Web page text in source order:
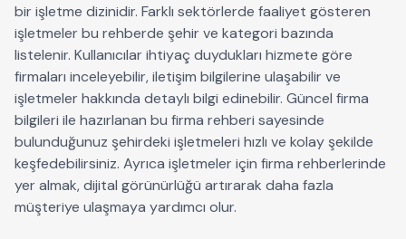
bir işletme dizinidir. Farklı sektörlerde faaliyet gösteren
işletmeler bu rehberde şehir ve kategori bazında
listelenir. Kullanıcılar ihtiyaç duydukları hizmete göre
firmaları inceleyebilir, iletişim bilgilerine ulaşabilir ve
işletmeler hakkında detaylı bilgi edinebilir. Güncel firma
bilgileri ile hazırlanan bu firma rehberi sayesinde
bulunduğunuz şehirdeki işletmeleri hızlı ve kolay şekilde
keşfedebilirsiniz. Ayrıca işletmeler için firma rehberlerinde
yer almak, dijital görünürlüğü artırarak daha fazla
müşteriye ulaşmaya yardımcı olur.